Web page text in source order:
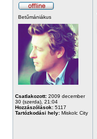
Betűmániákus
Csatlakozott: 2009 december
30 (szerda), 21:04
Hozzászólások: 5117
Tartózkodási hely: Miskolc City